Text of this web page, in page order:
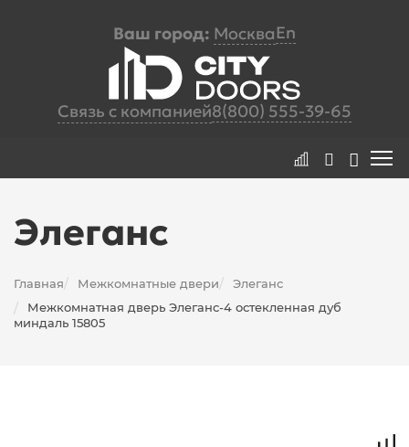
Ваш город: МоскваEn
Связь с компанией8(800) 555-39-65
Элеганс
Главная/ Межкомнатные двери/ Элеганс
/
Межкомнатная дверь Элеганс-4 остекленная дуб
миндаль 15805